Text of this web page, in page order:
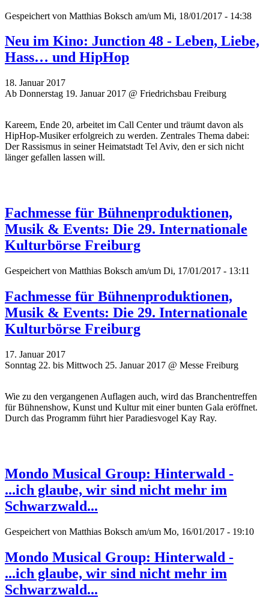
Gespeichert von Matthias Boksch am/um Mi, 18/01/2017 - 14:38
Neu im Kino: Junction 48 - Leben, Liebe,
Hass… und HipHop
18. Januar 2017
Ab Donnerstag 19. Januar 2017 @ Friedrichsbau Freiburg
Kareem, Ende 20, arbeitet im Call Center und träumt davon als
HipHop-Musiker erfolgreich zu werden. Zentrales Thema dabei:
Der Rassismus in seiner Heimatstadt Tel Aviv, den er sich nicht
länger gefallen lassen will.
Fachmesse für Bühnenproduktionen,
Musik & Events: Die 29. Internationale
Kulturbörse Freiburg
Gespeichert von Matthias Boksch am/um Di, 17/01/2017 - 13:11
Fachmesse für Bühnenproduktionen,
Musik & Events: Die 29. Internationale
Kulturbörse Freiburg
17. Januar 2017
Sonntag 22. bis Mittwoch 25. Januar 2017 @ Messe Freiburg
Wie zu den vergangenen Auflagen auch, wird das Branchentreffen
für Bühnenshow, Kunst und Kultur mit einer bunten Gala eröffnet.
Durch das Programm führt hier Paradiesvogel Kay Ray.
Mondo Musical Group: Hinterwald -
...ich glaube, wir sind nicht mehr im
Schwarzwald...
Gespeichert von Matthias Boksch am/um Mo, 16/01/2017 - 19:10
Mondo Musical Group: Hinterwald -
...ich glaube, wir sind nicht mehr im
Schwarzwald...